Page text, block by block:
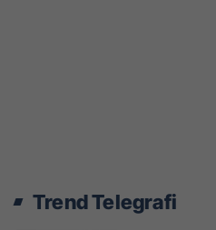
Trend Telegrafi